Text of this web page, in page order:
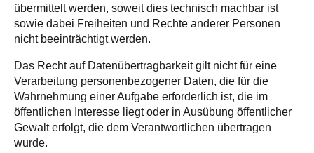
übermittelt werden, soweit dies technisch machbar ist
sowie dabei Freiheiten und Rechte anderer Personen
nicht beeinträchtigt werden.
Das Recht auf Datenübertragbarkeit gilt nicht für eine
Verarbeitung personenbezogener Daten, die für die
Wahrnehmung einer Aufgabe erforderlich ist, die im
öffentlichen Interesse liegt oder in Ausübung öffentlicher
Gewalt erfolgt, die dem Verantwortlichen übertragen
wurde.